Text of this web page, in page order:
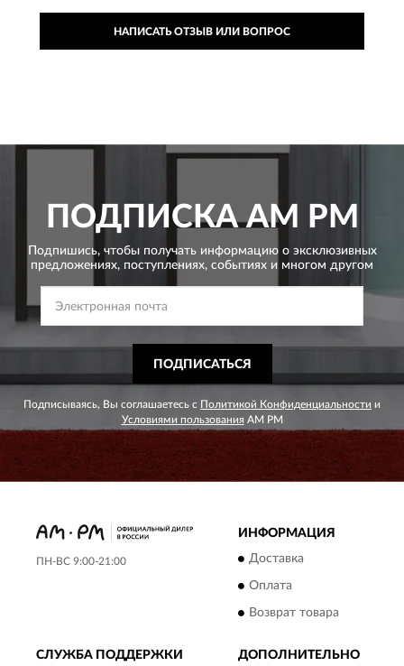
НАПИСАТЬ ОТЗЫВ ИЛИ ВОПРОС
ПОДПИСКАAM PM
Подпишись, чтобы получать информацию о эксклюзивных
предложениях, поступлениях, событиях и многом другом
ПОДПИСАТЬСЯ
Подписываясь, Вы соглашаетесь с Политикой Конфиденциальности и
Условиями пользования AM PM
ПН-ВС 9:00-21:00
ИНФОРМАЦИЯ
Доставка
Оплата
Возврат товара
СЛУЖБА ПОДДЕРЖКИ ДОПОЛНИТЕЛЬНО